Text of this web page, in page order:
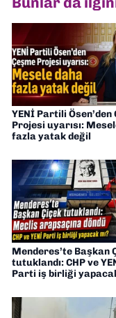
YENİ Partili Ösen’den
Projesi uyarısı:
fazla yatak değil
Menderes’te Başkan
tutuklandı: CHP ve
Parti iş birliği